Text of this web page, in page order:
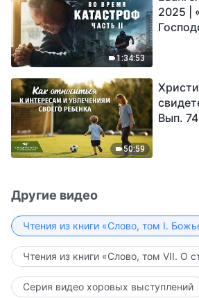
1:34:53
2025 |
50:59
Вып.
Другие видео
Чтения из книги «Слово, том I.
Чтения из книги «Слово, том VII. О
Серия видео хоровых выступлений